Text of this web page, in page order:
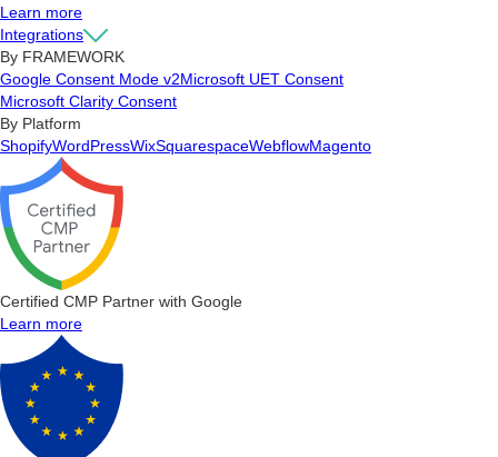
Learn more
Integrations
By FRAMEWORK
Google Consent Mode v2Microsoft UET Consent
Microsoft Clarity Consent
By Platform
ShopifyWordPressWixSquarespaceWebflowMagento
Certified CMP Partner with Google
Learn more